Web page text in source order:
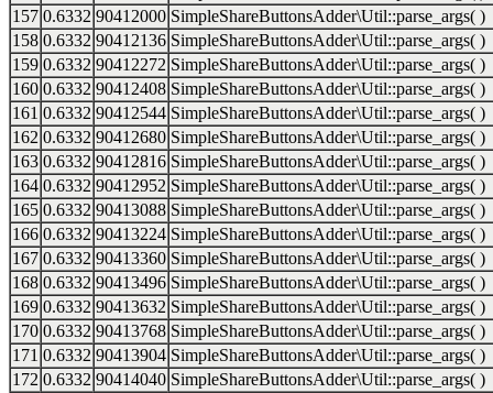
157 0.6332 90412000 SimpleShareButtonsAdder\Util::parse_args( )
158 0.6332 90412136 SimpleShareButtonsAdder\Util::parse_args( )
159 0.6332 90412272 SimpleShareButtonsAdder\Util::parse_args( )
160 0.6332 90412408 SimpleShareButtonsAdder\Util::parse_args( )
161 0.6332 90412544 SimpleShareButtonsAdder\Util::parse_args( )
162 0.6332 90412680 SimpleShareButtonsAdder\Util::parse_args( )
163 0.6332 90412816 SimpleShareButtonsAdder\Util::parse_args( )
164 0.6332 90412952 SimpleShareButtonsAdder\Util::parse_args( )
165 0.6332 90413088 SimpleShareButtonsAdder\Util::parse_args( )
166 0.6332 90413224 SimpleShareButtonsAdder\Util::parse_args( )
167 0.6332 90413360 SimpleShareButtonsAdder\Util::parse_args( )
168 0.6332 90413496 SimpleShareButtonsAdder\Util::parse_args( )
169 0.6332 90413632 SimpleShareButtonsAdder\Util::parse_args( )
170 0.6332 90413768 SimpleShareButtonsAdder\Util::parse_args( )
171 0.6332 90413904 SimpleShareButtonsAdder\Util::parse_args( )
172 0.6332 90414040 SimpleShareButtonsAdder\Util::parse_args( )